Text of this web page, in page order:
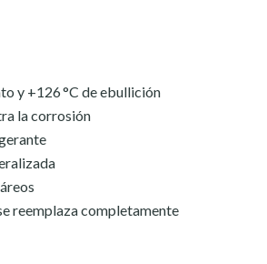
y +126 °C de ebullición
la corrosión
reemplaza completamente